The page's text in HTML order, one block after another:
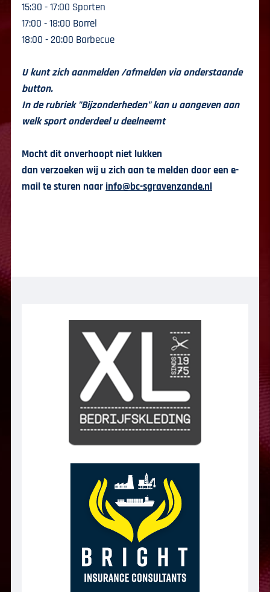
15:30 - 17:00 Sporten
17:00 - 18:00 Borrel
18:00 - 20:00 Barbecue
U kunt zich aanmelden /afmelden via onderstaande
button.
In de rubriek "Bijzonderheden" kan u aangeven aan
welk sport onderdeel u deelneemt
Mocht dit onverhoopt niet lukken
dan verzoeken wij u zich aan te melden door een e-
mail te sturen naar info@bc-sgravenzande.nl